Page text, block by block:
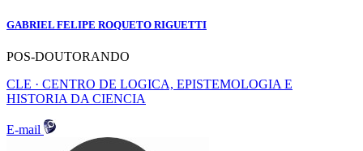
GABRIEL FELIPE ROQUETO RIGUETTI
POS-DOUTORANDO
CLE · CENTRO DE LOGICA, EPISTEMOLOGIA E
HISTORIA DA CIENCIA
E-mail